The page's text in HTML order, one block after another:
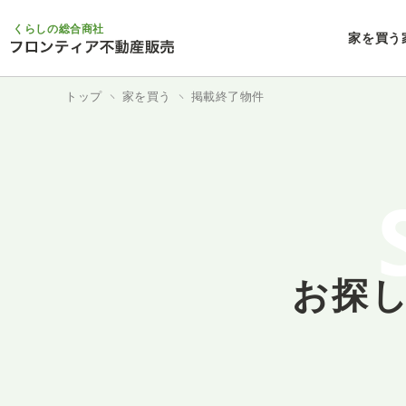
くらしの総合商社
家を買う
トップ 家を買う 掲載終了物件
お探